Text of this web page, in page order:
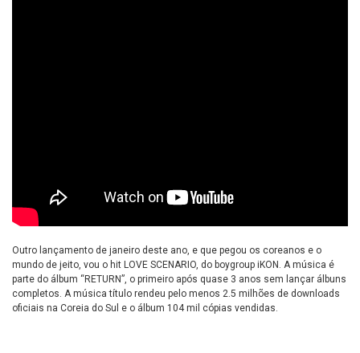
Outro lançamento de janeiro deste ano, e que pegou os coreanos e o
mundo de jeito, vou o hit LOVE SCENARIO, do boygroup iKON. A música é
parte do álbum “RETURN”, o primeiro após quase 3 anos sem lançar álbuns
completos. A música título rendeu pelo menos 2.5 milhões de downloads
oficiais na Coreia do Sul e o álbum 104 mil cópias vendidas.